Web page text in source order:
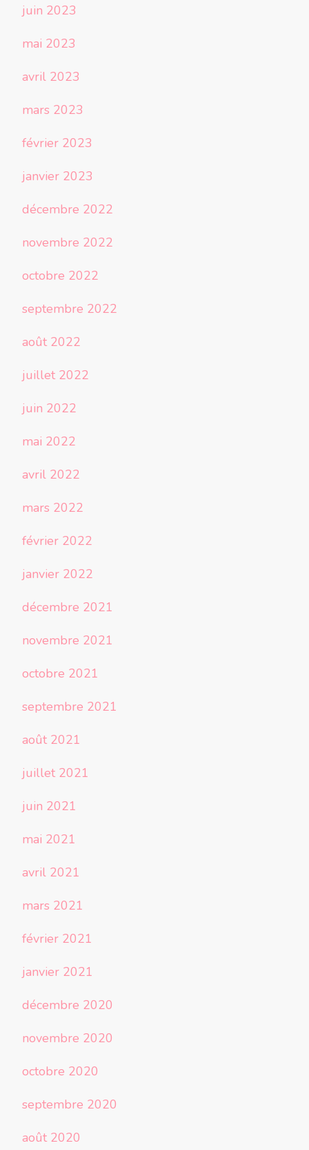
juin 2023
mai 2023
avril 2023
mars 2023
février 2023
janvier 2023
décembre 2022
novembre 2022
octobre 2022
septembre 2022
août 2022
juillet 2022
juin 2022
mai 2022
avril 2022
mars 2022
février 2022
janvier 2022
décembre 2021
novembre 2021
octobre 2021
septembre 2021
août 2021
juillet 2021
juin 2021
mai 2021
avril 2021
mars 2021
février 2021
janvier 2021
décembre 2020
novembre 2020
octobre 2020
septembre 2020
août 2020